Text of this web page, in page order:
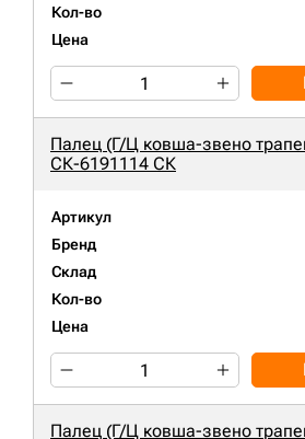
Кол-во
Цена
Палец (Г/Ц ковша-звено
СК-6191114 СК
Артикул
Бренд
Склад
Кол-во
Цена
Палец (Г/Ц ковша-звено